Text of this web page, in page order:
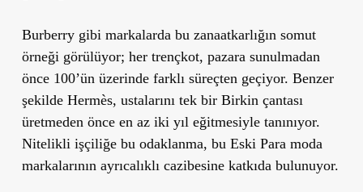
Burberry gibi markalarda bu zanaatkarlığın somut
örneği görülüyor; her trençkot, pazara sunulmadan
önce 100’ün üzerinde farklı süreçten geçiyor. Benzer
şekilde Hermès, ustalarını tek bir Birkin çantası
üretmeden önce en az iki yıl eğitmesiyle tanınıyor.
Nitelikli işçiliğe bu odaklanma, bu Eski Para moda
markalarının ayrıcalıklı cazibesine katkıda bulunuyor.